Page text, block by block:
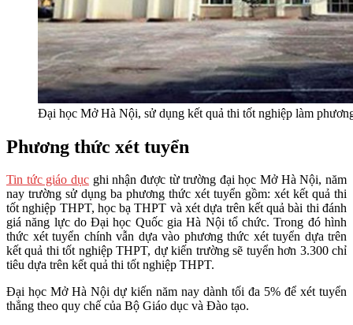
Đại học Mở Hà Nội, sử dụng kết quả thi tốt nghiệp làm
Phương thức xét tuyển
Tin tức giáo dụcghi nhận được từ trường đại học Mở Hà Nội, năm
nay trường sử dụng ba phương thức xét tuyển gồm: xét kết quả thi
tốt nghiệp THPT, học bạ THPT và xét dựa trên kết quả bài thi đánh
giá năng lực do Đại học Quốc gia Hà Nội tổ chức. Trong đó hình
thức xét tuyển chính vẫn dựa vào phương thức xét tuyển dựa trên
kết quả thi tốt nghiệp THPT, dự kiến trường sẽ tuyển hơn 3.300 chỉ
tiêu dựa trên kết quả thi tốt nghiệp THPT.
Đại học Mở Hà Nội dự kiến năm nay dành tối đa 5% để xét tuyển
thẳng theo quy chế của Bộ Giáo dục và Đào tạo.